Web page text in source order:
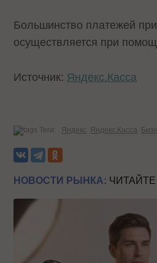
Большинство платежей
осуществляется при
Источник: Яндекс.Касса
Теги: Яндекс Яндекс.Касса
НОВОСТИ РЫНКА: